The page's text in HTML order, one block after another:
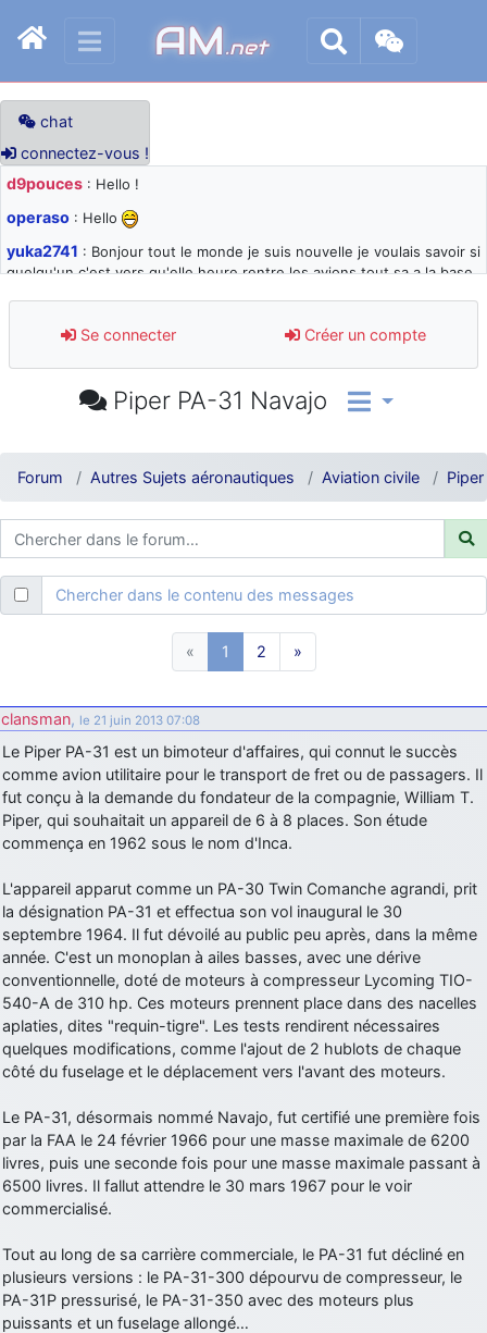
AM.net
chat
connectez-vous !
d9pouces : Hello !
operaso : Hello
yuka2741 : Bonjour tout le monde je suis nouvelle je voulais savoir si
quelqu'un c'est vers qu'elle heure rentre les avions tout sa a la base
d9pouces: désolé pour les quelques blocages du site ces derniers
jours : je teste des méthodes contre le spam et les bots trop nocifs
: Super, la nouvelle bannière
comprendre
d9pouces: ouakamois > si tu parles du sujet sur l'Armée de l'Air,
bien sûr que oui !
je suis un avion@,._,+: Bonjour je viens d'arriver il y a quelques
moi et quelques avions n'ont pas les mêmes noms qu'aujourd'hui
ouakamois: Bonjourà toutes et à tous.en espérantque ces
quelques images du Pays Basque vous auront plu ; Agur…
: Je me rattraperai à la Ferté samedi
fox_50: Bonjour, certains parmis vous étaient-ils présent au
meeting de Lann Bihoué de 2026 ?
cachée dans les pins: Coucou et excellente année 2026 à tous et
au site!
jericho: Bonne année et tous mes meilleurs voeux à tous pour
little boy : je vous souhaite un bon réveillon pour cette nouvelle
année!
jericho: Merci D9pouces, à mon tour de souhaiter un Joyeux Noël
et de bonnes fêtes de fin d'année.
d9pouces: Joyeux Noël à tous !
d9pouces
: mais tu peux tenter l'un des rares lycées militaires
comme le Prytanée dans la Sarthe, ça ne peut pas faire de mal !
scientifique, tu as donc encore un peu de temps devant toi
yaellerigolow: bonjour a tous je suis un élève de première
passionnée par l'aviation militaire , pourrais je savoir que faire après
le lycée pour s'orienter et pouvoir devenir officier de l'armée de l'air?
mahmoud: bonsoir, très instructif ce site .mais nous aimerions avoir
les photo des anciens appareils de l'armée de l'air de la haute -volta
d9pouces: Ça me casse quand même bien les pieds, j’avoue
Se connecter Créer un compte
Piper PA-31 Navajo
Forum Autres Sujets aéronautiques Aviation civile
Chercher dans le contenu des messages
« 1 2 »
clansman, le 21 juin 2013 07:08
Le Piper PA-31 est un bimoteur d'affaires, qui connut le succès
comme avion utilitaire pour le transport de fret ou de passagers. Il
fut conçu à la demande du fondateur de la compagnie, William T.
Piper, qui souhaitait un appareil de 6 à 8 places. Son étude
commença en 1962 sous le nom d'Inca.
L'appareil apparut comme un PA-30 Twin Comanche agrandi, prit
la désignation PA-31 et effectua son vol inaugural le 30
septembre 1964. Il fut dévoilé au public peu après, dans la même
année. C'est un monoplan à ailes basses, avec une dérive
conventionnelle, doté de moteurs à compresseur Lycoming TIO-
540-A de 310 hp. Ces moteurs prennent place dans des nacelles
aplaties, dites "requin-tigre". Les tests rendirent nécessaires
quelques modifications, comme l'ajout de 2 hublots de chaque
côté du fuselage et le déplacement vers l'avant des moteurs.
Le PA-31, désormais nommé Navajo, fut certifié une première fois
par la FAA le 24 février 1966 pour une masse maximale de 6200
livres, puis une seconde fois pour une masse maximale passant à
6500 livres. Il fallut attendre le 30 mars 1967 pour le voir
commercialisé.
Tout au long de sa carrière commerciale, le PA-31 fut décliné en
plusieurs versions : le PA-31-300 dépourvu de compresseur, le
PA-31P pressurisé, le PA-31-350 avec des moteurs plus
puissants et un fuselage allongé…